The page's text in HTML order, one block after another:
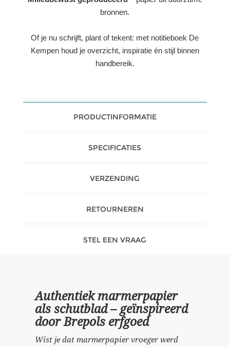
bronnen.
Of je nu schrijft, plant of tekent: met notitieboek De
Kempen houd je overzicht, inspiratie én stijl binnen
handbereik.
PRODUCTINFORMATIE
SPECIFICATIES
VERZENDING
RETOURNEREN
STEL EEN VRAAG
Authentiek marmerpapier
als schutblad – geïnspireerd
door Brepols erfgoed
Wist je dat marmerpapier vroeger werd